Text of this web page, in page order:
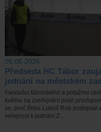
05.05.2026
Předseda HC Tábor
jednání na městském
Fanoušci táborského a potažmo
květnu na zveřejnění posil
se, proč třeba Luboš Rob podepsal
veřejnost k jednání Z...